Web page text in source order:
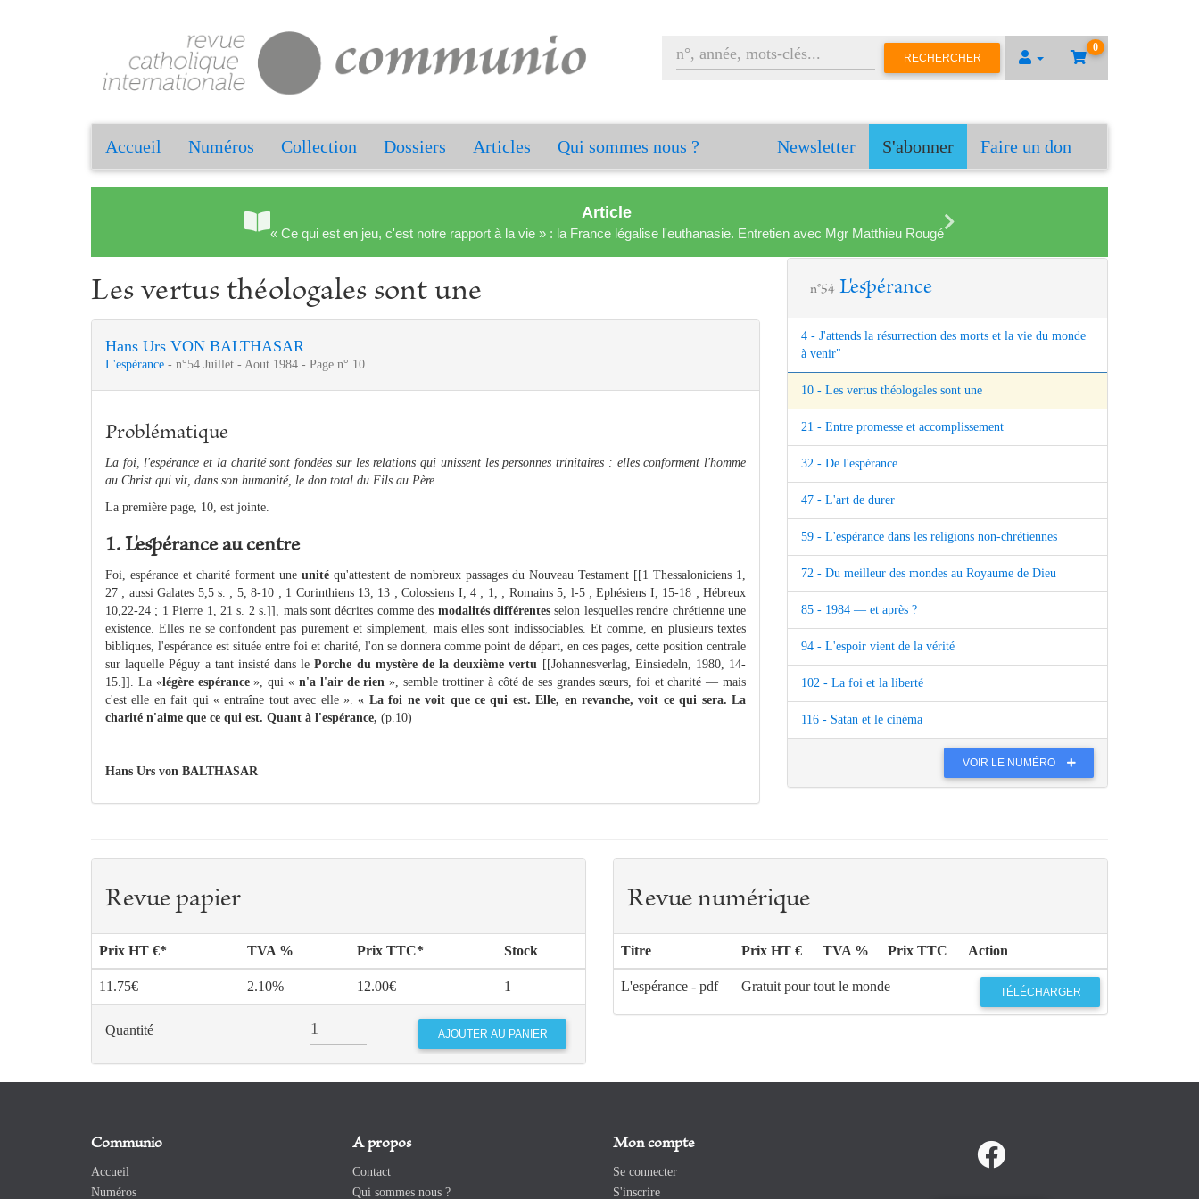
0
RECHERCHER
Accueil Numéros Collection Dossiers Articles Qui sommes nous ? Newsletter S'abonner Faire un don
Article
« Ce qui est en jeu, c'est notre rapport à la vie » : la France légalise l'euthanasie. Entretien avec Mgr Matthieu Rougé
Les vertus théologales sont une
Hans Urs VON BALTHASAR
L'espérance - n°54 Juillet - Aout 1984 - Page n° 10
Problématique
La foi, l'espérance et la charité sont fondées sur les relations qui unissent les personnes trinitaires : elles conforment l'homme
au Christ qui vit, dans son humanité, le don total du Fils au Père.
La première page, 10, est jointe.
1. L'espérance au centre
Foi, espérance et charité forment une unité qu'attestent de nombreux passages du Nouveau Testament [[1 Thessaloniciens 1,
27 ; aussi Galates 5,5 s. ; 5, 8-10 ; 1 Corinthiens 13, 13 ; Colossiens I, 4 ; 1, ; Romains 5, l-5 ; Ephésiens I, 15-18 ; Hébreux
10,22-24 ; 1 Pierre 1, 21 s. 2 s.]], mais sont décrites comme des modalités différentes selon lesquelles rendre chrétienne une
existence. Elles ne se confondent pas purement et simplement, mais elles sont indissociables. Et comme, en plusieurs textes
bibliques, l'espérance est située entre foi et charité, l'on se donnera comme point de départ, en ces pages, cette position centrale
sur laquelle Péguy a tant insisté dans lePorche du mystère de la deuxième vertu [[Johannesverlag, Einsiedeln, 1980, 14-
15.]]. La «légère espérance», qui « n'a l'air de rien », semble trottiner à côté de ses grandes sœurs, foi et charité — mais
c'est elle en fait qui « entraîne tout avec elle ».« La foi ne voit que ce qui est. Elle, en revanche, voit ce qui sera. La
charité n'aime que ce qui est. Quant à l'espérance, (p.10)
......
Hans Urs von BALTHASAR
n°54 L'espérance
4 - J'attends la résurrection des morts et la vie du monde
à venir"
10 - Les vertus théologales sont une
21 - Entre promesse et accomplissement
32 - De l'espérance
47 - L'art de durer
59 - L'espérance dans les religions non-chrétiennes
72 - Du meilleur des mondes au Royaume de Dieu
85 - 1984 — et après ?
94 - L'espoir vient de la vérité
102 - La foi et la liberté
116 - Satan et le cinéma
VOIR LE NUMÉRO
Revue papier
Prix HT €* TVA % Prix TTC* Stock
11.75€ 2.10% 12.00€ 1
Quantité
Revue numérique
Titre Prix HT € TVA % Prix TTC Action
L'espérance - pdf Gratuit pour tout le monde TÉLÉCHARGER
Communio
Accueil
Numéros
A propos
Contact
Qui sommes nous ?
Mon compte
Se connecter
S'inscrire